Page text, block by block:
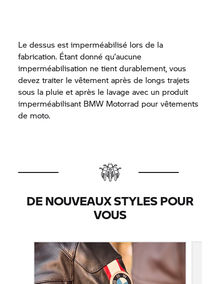
Le dessus est imperméabilisé lors de la
fabrication. Étant donné qu’aucune
imperméabilisation ne tient durablement, vous
devez traiter le vêtement après de longs trajets
sous la pluie et après le lavage avec un produit
imperméabilisant BMW Motorrad pour vêtements
de moto.
DE NOUVEAUX STYLES POUR
VOUS